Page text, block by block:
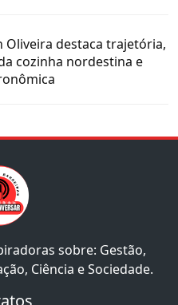
Oliveira destaca trajetória,
cozinha nordestina e
sobre: Gestão,
Ciência e Sociedade.